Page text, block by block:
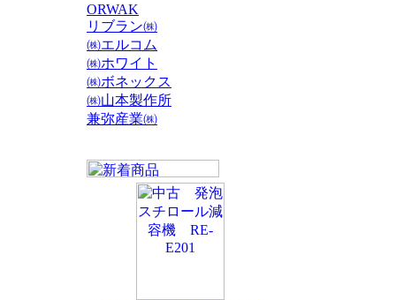
ORWAK
リブラン㈱
㈱エルコム
㈱ホワイト
㈱ボネックス
㈱山本製作所
兼弥産業㈱